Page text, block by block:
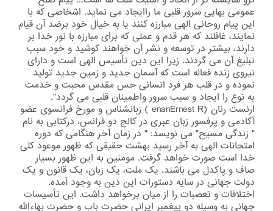
عمومی بهایی سرور قلبی ما راایجاد می نماید. اشخاصی که با
این پیام روحانی الهی مبارزه کنند یا به خیال خود برضد آن قیام
نمایند، غافلند که هر قدم و عملی که برای مبارزه با نور خدا بر
دارند، بیشتر در توسعه و نشر آن خواهند کوشید و خود سبب
تبلیغ آن می گردند. زیرا این دین تأسیس الهی است و دارای
نیروی زنده فعاله است که آسمان جدید و زمین جدید تولید
نموده و در قلب هر فرد انسانی حس مقدس محبت و خدمت
به نوع را ایجاد و سبب سرور واطمینان قلبی می گردد".
ارنست رنان (enanErnest R ) زبانشناس و مورخ فرانسوی عضو
آکادمی و پرفسور زبان عبری در کالج دو فرانس، درکتابی به نام
" زندگی مسیح" می نویسد: " در زمان آخر هنگامی که دوره
امتحانات الهی به آخر رسید بهشت حقیقی که ظهور موعود کلی
خدا است صورت خواهد گرفت. مومنین به این ظهور بسیار
صاف و پاکدل می باشند. یک ملت، یک زبان، یک قانون و یک
دولت جهانی در سایه دستورات این دین به وجود آمده.
اختلافات و تعصبات را از میان برخواهد داشت. این تأسیسات
جهانی به وسیله دو پیغمبر ایرانی حضرت باب و حضرت بهاءالله